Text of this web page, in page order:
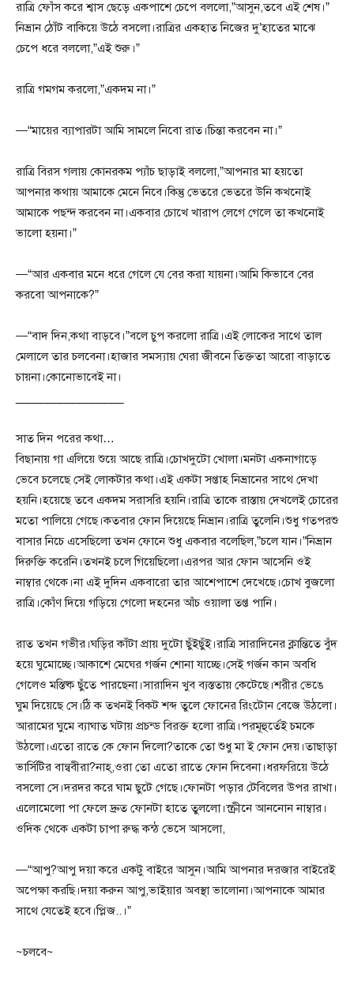
রাত্রি ফোঁস করে শ্বাস ছেড়ে একপাশে চেপে বললো,”আসুন,তবে এই শেষ।”
নিভ্রান ঠোঁট বাকিয়ে উঠে বসলো।রাত্রির একহাত নিজের দু’হাতের মাঝে
চেপে ধরে বললো,”এই শুরু।”
রাত্রি গমগম করলো,”একদম না।”
—“মায়ের ব্যাপারটা আমি সামলে নিবো রাত।চিন্তা করবেন না।”
রাত্রি বিরস গলায় কোনরকম প্যাঁচ ছাড়াই বললো,”আপনার মা হয়তো
আপনার কথায় আমাকে মেনে নিবে।কিন্তু ভেতরে ভেতরে উনি কখনোই
আমাকে পছন্দ করবেন না।একবার চোখে খারাপ লেগে গেলে তা কখনোই
ভালো হয়না।”
—“আর একবার মনে ধরে গেলে যে বের করা যায়না।আমি কিভাবে বের
করবো আপনাকে?”
—“বাদ দিন,কথা বাড়বে।”বলে চুপ করলো রাত্রি।এই লোকের সাথে তাল
মেলালে তার চলবেনা।হাজার সমস্যায় ঘেরা জীবনে তিক্ততা আরো বাড়াতে
চায়না।কোনোভাবেই না।
সাত দিন পরের কথা…
বিছানায় গা এলিয়ে শুয়ে আছে রাত্রি।চোখদুটো খোলা।মনটা একনাগাড়ে
ভেবে চলেছে সেই লোকটার কথা।এই একটা সপ্তাহ নিভ্রানের সাথে দেখা
হয়নি।হয়েছে তবে একদম সরাসরি হয়নি।রাত্রি তাকে রাস্তায় দেখলেই চোরের
মতো পালিয়ে গেছে।কতবার ফোন দিয়েছে নিভ্রান।রাত্রি তুলেনি।শুধু গতপরশু
বাসার নিচে এসেছিলো তখন ফোনে শুধু একবার বলেছিল,”চলে যান।”নিভ্রান
দিরুক্তি করেনি।তখনই চলে গিয়েছিলো।এরপর আর ফোন আসেনি ওই
নাম্বার থেকে।না এই দুদিন একবারো তার আশেপাশে দেখেছে।চোখ বুজলো
রাত্রি।কোঁণ দিয়ে গড়িয়ে গেলো দহনের আঁচ ওয়ালা তপ্ত পানি।
রাত তখন গভীর।ঘড়ির কাঁটা প্রায় দুটো ছুঁইছুঁই।রাত্রি সারাদিনের ক্লান্তিতে বুঁদ
হয়ে ঘুমোচ্ছে।আকাশে মেঘের গর্জন শোনা যাচ্ছে।সেই গর্জন কান অবধি
গেলেও মস্তিষ্ক ছুঁতে পারছেনা।সারাদিন খুব ব্যস্ততায় কেটেছে।শরীর ভেঙে
ঘুম দিয়েছে সে।ঠি ক তখনই বিকট শব্দ তুলে ফোনের রিংটোন বেজে উঠলো।
আরামের ঘুমে ব্যাঘাত ঘটায় প্রচন্ড বিরক্ত হলো রাত্রি।পরমূহুর্তেই চমকে
উঠলো।এতো রাতে কে ফোন দিলো?তাকে তো শুধু মা ই ফোন দেয়।তাছাড়া
ভার্সিটির বান্ববীরা?নাহ্,ওরা তো এতো রাতে ফোন দিবেনা।ধরফরিয়ে উঠে
বসলো সে।দরদর করে ঘাম ছুটে গেছে।ফোনটা পড়ার টেবিলের উপর রাখা।
এলোমেলো পা ফেলে দ্রুত ফোনটা হাতে তুললো।স্ক্রীনে আননোন নাম্বার।
ওদিক থেকে একটা চাপা রুদ্ধ কন্ঠ ভেসে আসলো,
—“আপু?আপু দয়া করে একটু বাইরে আসুন।আমি আপনার দরজার বাইরেই
অপেক্ষা করছি।দয়া করুন আপু,ভাইয়ার অবস্থা ভালোনা।আপনাকে আমার
সাথে যেতেই হবে।প্লিজ..।”
~চলবে~